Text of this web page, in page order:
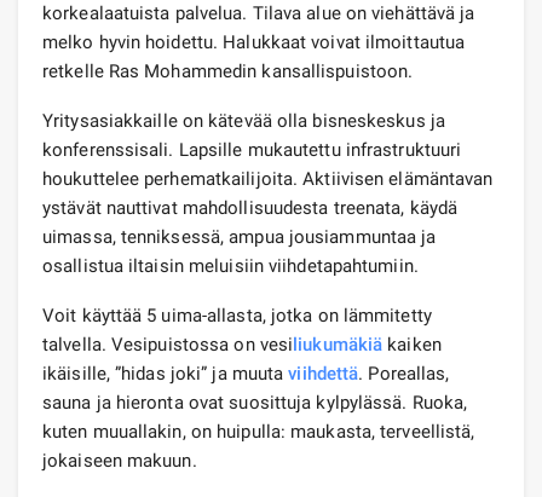
korkealaatuista palvelua. Tilava alue on viehättävä ja
melko hyvin hoidettu. Halukkaat voivat ilmoittautua
retkelle Ras Mohammedin kansallispuistoon.
Yritysasiakkaille on kätevää olla bisneskeskus ja
konferenssisali. Lapsille mukautettu infrastruktuuri
houkuttelee perhematkailijoita. Aktiivisen elämäntavan
ystävät nauttivat mahdollisuudesta treenata, käydä
uimassa, tenniksessä, ampua jousiammuntaa ja
osallistua iltaisin meluisiin viihdetapahtumiin.
Voit käyttää 5 uima-allasta, jotka on lämmitetty
talvella. Vesipuistossa on vesiliukumäkiä kaiken
ikäisille, ”hidas joki” ja muutaviihdettä. Poreallas,
sauna ja hieronta ovat suosittuja kylpylässä. Ruoka,
kuten muuallakin, on huipulla: maukasta, terveellistä,
jokaiseen makuun.